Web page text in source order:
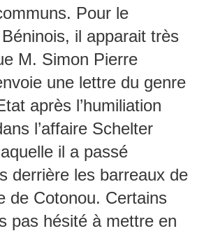
Pour le
il apparait très
M. Simon Pierre
une lettre du genre
après l’humiliation
l’affaire Schelter
il a passé
derrière les barreaux de
de Cotonou. Certains
pas hésité à mettre en